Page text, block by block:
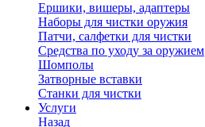
Ершики, вишеры, адаптеры
Наборы для чистки оружия
Патчи, салфетки для чистки
Средства по уходу за оружием
Шомполы
Затворные вставки
Станки для чистки
Услуги
Назад